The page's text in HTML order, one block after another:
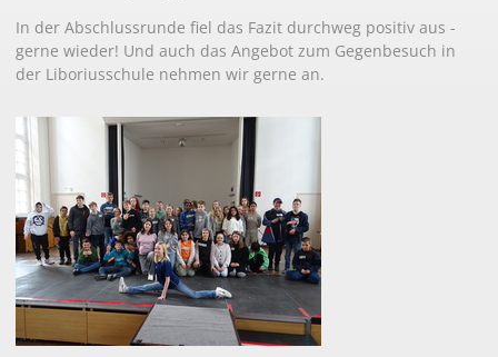
In der Abschlussrunde fiel das Fazit durchweg positiv aus -
gerne wieder! Und auch das Angebot zum Gegenbesuch in
der Liboriusschule nehmen wir gerne an.